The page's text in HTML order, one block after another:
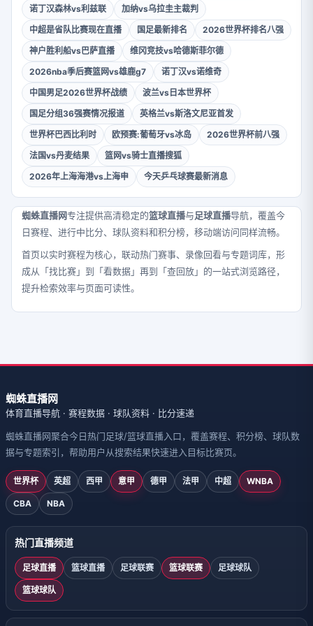
诺丁汉森林vs利兹联
加纳vs乌拉圭主裁判
中超是省队比赛现在直播
国足最新排名
2026世界杯排名八强
神户胜利船vs巴萨直播
维冈竞技vs哈德斯菲尔德
2026nba季后赛篮网vs雄鹿g7
诺丁汉vs诺维奇
中国男足2026世界杯战绩
波兰vs日本世界杯
国足分组36强赛情况报道
英格兰vs斯洛文尼亚首发
世界杯巴西比利时
欧预赛:葡萄牙vs冰岛
2026世界杯前八强
法国vs丹麦结果
篮网vs骑士直播搜狐
2026年上海海港vs上海申
今天乒乓球赛最新消息
蜘蛛直播网专注提供高清稳定的篮球直播与足球直播导航，覆盖今
日赛程、进行中比分、球队资料和积分榜，移动端访问同样流畅。
首页以实时赛程为核心，联动热门赛事、录像回看与专题词库，形
成从「找比赛」到「看数据」再到「查回放」的一站式浏览路径，
提升检索效率与页面可读性。
蜘蛛直播网
体育直播导航 · 赛程数据 · 球队资料 · 比分速递
蜘蛛直播网聚合今日热门足球/篮球直播入口，覆盖赛程、积分榜、球队数
据与专题索引，帮助用户从搜索结果快速进入目标比赛页。
世界杯 英超 西甲 意甲 德甲 法甲 中超 WNBA
CBA NBA
热门直播频道
足球直播 篮球直播 足球联赛 篮球联赛 足球球队
篮球球队